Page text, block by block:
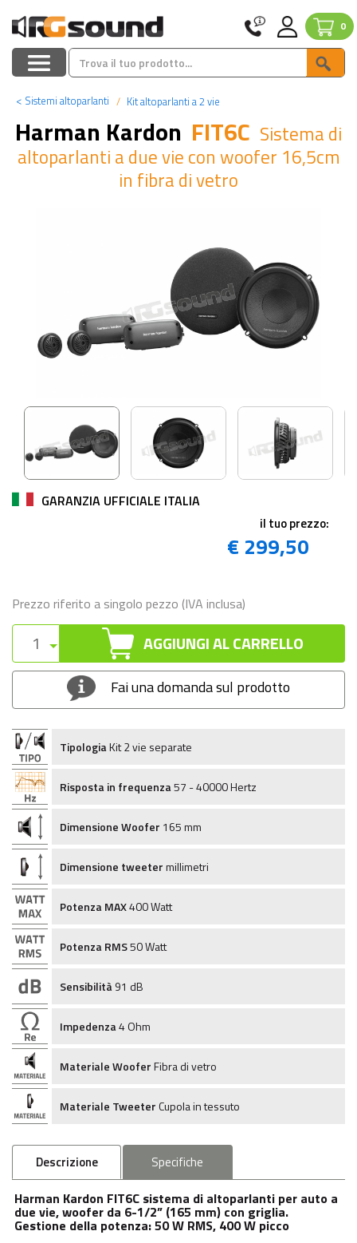
0
< Sistemi altoparlanti Kit altoparlanti a 2 vie
Harman Kardon FIT6C Sistema di
altoparlanti a due vie con woofer 16,5cm
in fibra di vetro
GARANZIA UFFICIALE ITALIA
il tuo prezzo:
€ 299,50
Prezzo riferito a singolo pezzo (IVA inclusa)
AGGIUNGI AL CARRELLO
Fai una domanda sul prodotto
TipologiaKit 2 vie separate
Risposta in frequenza57 - 40000 Hertz
Dimensione Woofer 165 mm
Dimensione tweetermillimetri
Potenza MAX400 Watt
Potenza RMS50 Watt
Sensibilità91 dB
Impedenza4 Ohm
Materiale WooferFibra di vetro
Materiale TweeterCupola in tessuto
Descrizione Specifiche
Harman Kardon FIT6C sistema di altoparlanti per auto a
due vie, woofer da 6-1/2” (165 mm) con griglia.
Gestione della potenza: 50 W RMS, 400 W picco